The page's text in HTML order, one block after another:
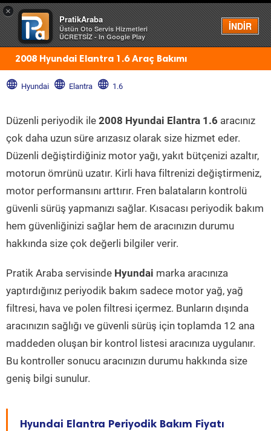
×
PratikAraba
Üstün Oto Servis Hizmetleri
ÜCRETSİZ - In Google Play
İNDİR
Menü
2008 Hyundai Elantra 1.6 Araç Bakımı
Hyundai Elantra 1.6
Düzenli periyodik ile 2008 Hyundai Elantra 1.6 aracınız
çok daha uzun süre arızasız olarak size hizmet eder.
Düzenli değiştirdiğiniz motor yağı, yakıt bütçenizi azaltır,
motorun ömrünü uzatır. Kirli hava filtrenizi değiştirmeniz,
motor performansını arttırır. Fren balataların kontrolü
güvenli sürüş yapmanızı sağlar. Kısacası periyodik bakım
hem güvenliğinizi sağlar hem de aracınızın durumu
hakkında size çok değerli bilgiler verir.
Pratik Araba servisinde Hyundai marka aracınıza
yaptırdığınız periyodik bakım sadece motor yağ, yağ
filtresi, hava ve polen filtresi içermez. Bunların dışında
aracınızın sağlığı ve güvenli sürüş için toplamda 12 ana
maddeden oluşan bir kontrol listesi aracınıza uygulanır.
Bu kontroller sonucu aracınızın durumu hakkında size
geniş bilgi sunulur.
Hyundai Elantra Periyodik Bakım Fiyatı